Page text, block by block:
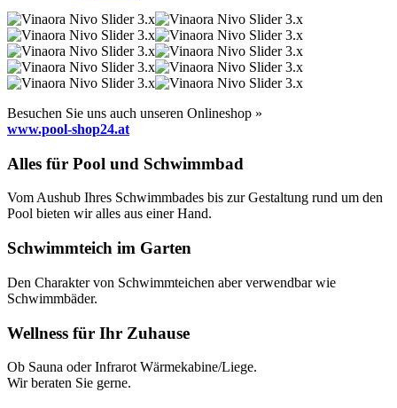
Besuchen Sie uns auch unseren Onlineshop »
www.pool-shop24.at
Alles für Pool und Schwimmbad
Vom Aushub Ihres Schwimmbades bis zur Gestaltung rund um den
Pool bieten wir alles aus einer Hand.
Schwimmteich im Garten
Den Charakter von Schwimmteichen aber verwendbar wie
Schwimmbäder.
Wellness für Ihr Zuhause
Ob Sauna oder Infrarot Wärmekabine/Liege.
Wir beraten Sie gerne.